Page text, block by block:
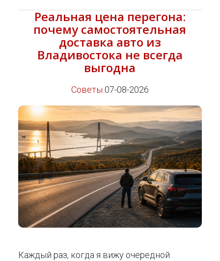
Реальная цена перегона:
почему самостоятельная
доставка авто из
Владивостока не всегда
выгодна
Советы 07-08-2026
Каждый раз, когда я вижу очередной